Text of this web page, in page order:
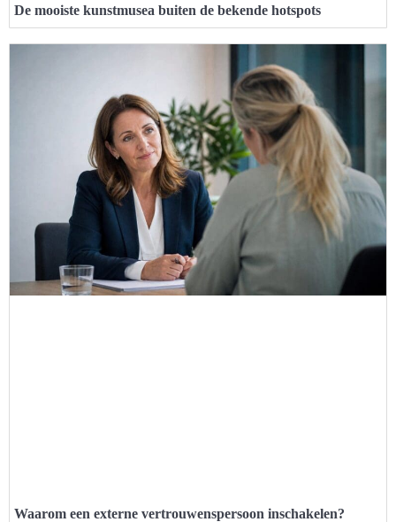
De mooiste kunstmusea buiten de bekende hotspots
Waarom een externe vertrouwenspersoon inschakelen?